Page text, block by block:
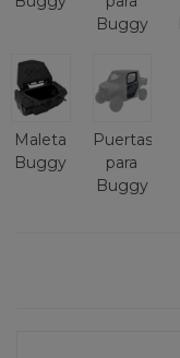
Buggy
Maleta
Buggy
Puertas
para
Buggy